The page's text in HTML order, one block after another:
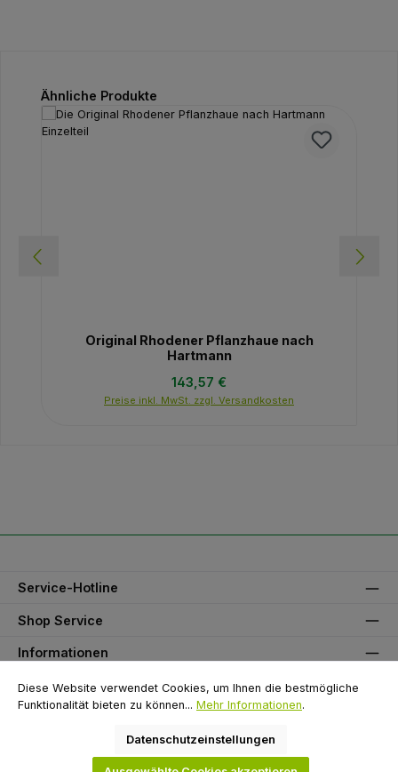
Produktgalerie überspringen
Ähnliche Produkte
Original Rhodener Pflanzhaue nach
Hartmann
Regulärer Preis:
143,57 €
Preise inkl. MwSt. zzgl. Versandkosten
Service-Hotline
Shop Service
Informationen
Unser Partner
Diese Website verwendet Cookies, um Ihnen die bestmögliche
Funktionalität bieten zu können... Mehr Informationen.
Datenschutzeinstellungen